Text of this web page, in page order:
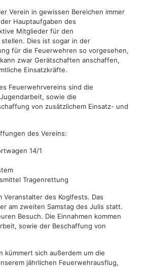
Verein in gewissen Bereichen immer
Hauptaufgaben des
Mitglieder für den
Dies ist sogar in der
für die Feuerwehren so vorgesehen,
zwar Gerätschaften anschaffen,
Einsatzkräfte.
Feuerwehrvereins sind die
sowie die
von zusätzlichem Einsatz- und
des Vereins:
14/1
Tragenrettung
Veranstalter des Koglfests. Das
am zweiten Samstag des Julis statt.
Besuch. Die Einnahmen kommen
sowie der Beschaffung von
kümmert sich außerdem um die
jährlichen Feuerwehrausflug,